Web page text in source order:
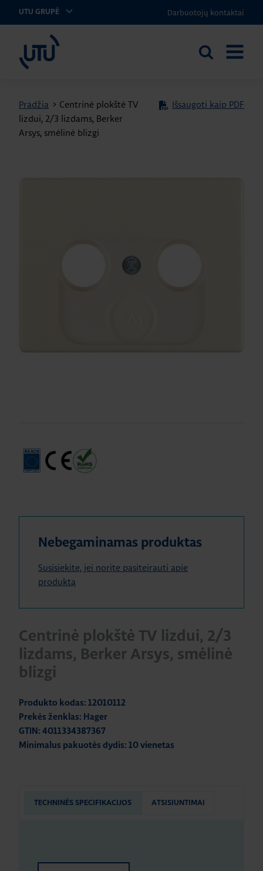
UTU GRUPĖ Darbuotojų kontaktai
UTU Lithuania
Ieškoti
Pradžia > Centrinė plokštė TV
lizdui, 2/3 lizdams, Berker
Arsys, smėlinė blizgi
Išsaugoti kaip PDF
Nebegaminamas produktas
Susisiekite, jei norite pasiteirauti apie
produktą
Centrinė plokštė TV lizdui, 2/3
lizdams, Berker Arsys, smėlinė
blizgi
Produkto kodas: 12010112
Prekės ženklas: Hager
GTIN: 4011334387367
Minimalus pakuotės dydis: 10 vienetas
TECHNINĖS SPECIFIKACIJOS ATSISIUNTIMAI